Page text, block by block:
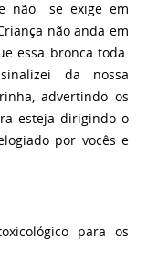
não se exige em
não anda em
essa bronca toda.
da nossa
advertindo os
esteja dirigindo o
por vocês e
para os